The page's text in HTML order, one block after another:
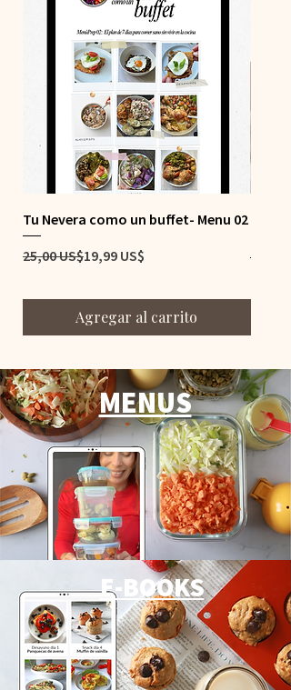
Tu Nevera como un buffet- Menu 02
Precio
25,00 US$
Precio de oferta
19,99 US$
Agregar al carrito
MENUS
E-BOOKS